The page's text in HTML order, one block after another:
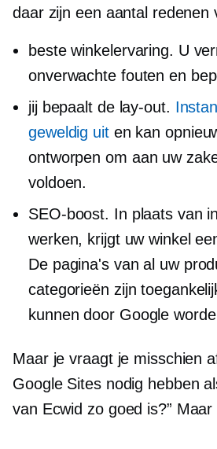
daar zijn een aantal redenen
beste winkelervaring. U
onverwachte fouten en
jij bepaalt de lay-out.
geweldig uiten kan
ontworpen om aan uw
voldoen.
SEO-boost. In plaats van
werken, krijgt uw winkel
De pagina's van al uw
categorieën zijn
kunnen door Google
Maar je vraagt ​​je misschien
Google Sites nodig hebben
van Ecwid zo goed is?”